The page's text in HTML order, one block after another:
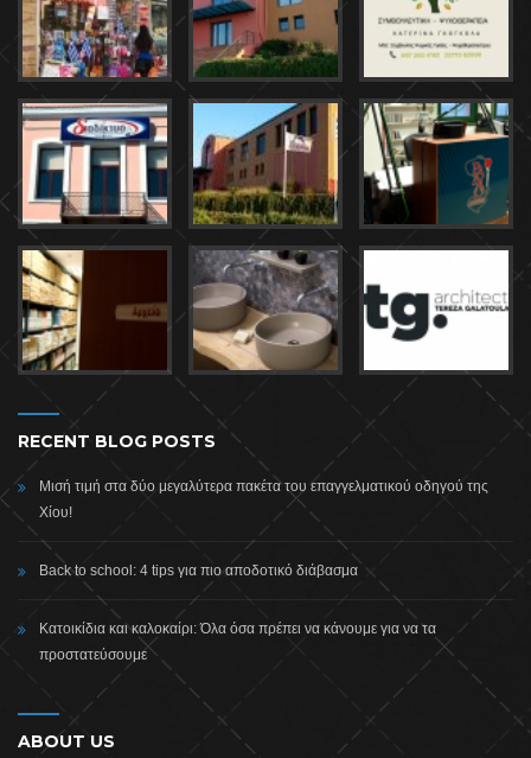
RECENT BLOG POSTS
Μισή τιμή στα δύο μεγαλύτερα πακέτα του επαγγελματικού οδηγού της
Χίου!
Back to school: 4 tips για πιο αποδοτικό διάβασμα
Κατοικίδια και καλοκαίρι: Όλα όσα πρέπει να κάνουμε για να τα
προστατεύσουμε
ABOUT US